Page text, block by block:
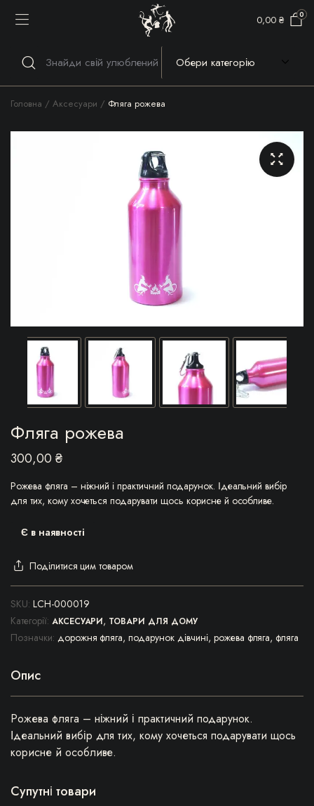
0,00 ₴ 0
Головна Аксесуари Фляга рожева
Фляга рожева
300,00 ₴
Рожева фляга – ніжний і практичний подарунок. Ідеальний вибір
для тих, кому хочеться подарувати щось корисне й особливе.
Є в наявності
Поділитися цим товаром
SKU: LCH-000019
Категорії: АКСЕСУАРИ, ТОВАРИ ДЛЯ ДОМУ
Позначки: дорожня фляга,подарунок дівчині, рожева фляга,фляга
Опис
Рожева фляга – ніжний і практичний подарунок.
Ідеальний вибір для тих, кому хочеться подарувати щось
корисне й особливе.
Супутні товари